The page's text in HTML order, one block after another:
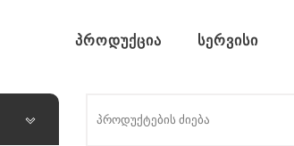
პროდუქცია სერვისი